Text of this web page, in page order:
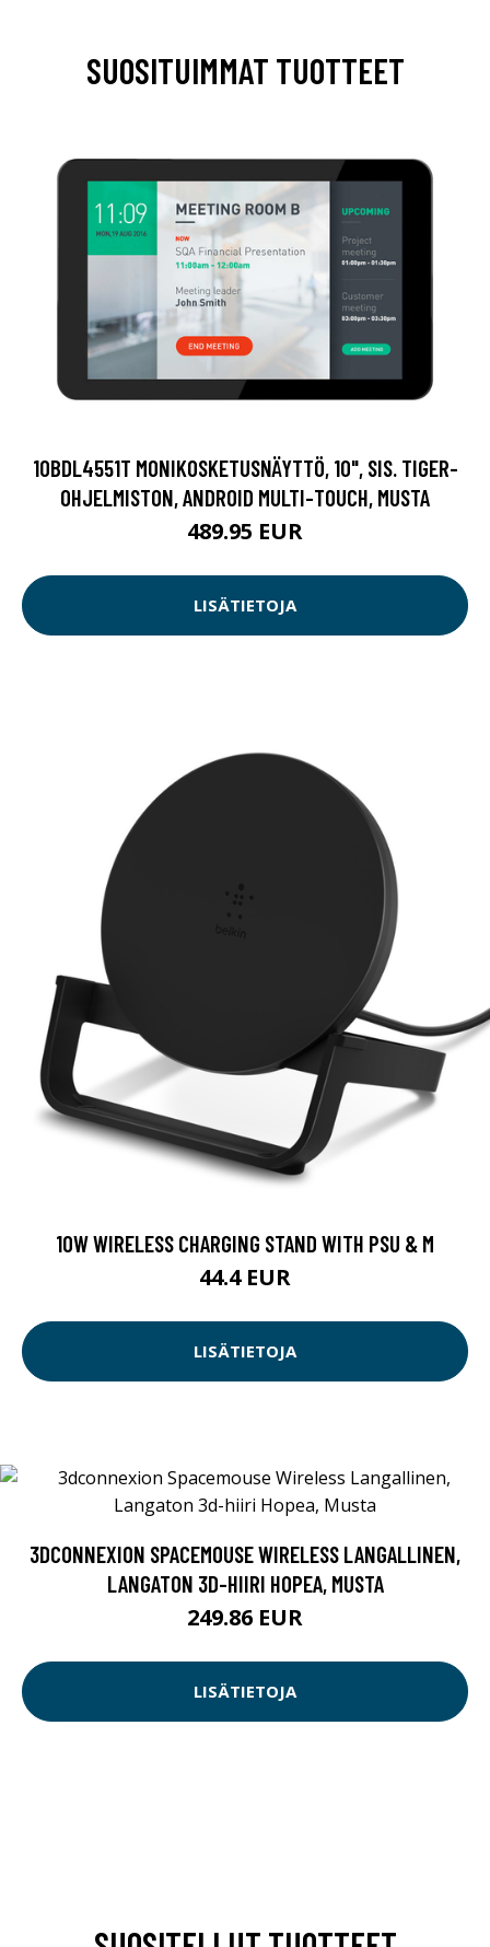
SUOSITUIMMAT TUOTTEET
10BDL4551T MONIKOSKETUSNÄYTTÖ, 10", SIS. TIGER-
OHJELMISTON, ANDROID MULTI-TOUCH, MUSTA
489.95 EUR
LISÄTIETOJA
10W WIRELESS CHARGING STAND WITH PSU & M
44.4 EUR
LISÄTIETOJA
3DCONNEXION SPACEMOUSE WIRELESS LANGALLINEN,
LANGATON 3D-HIIRI HOPEA, MUSTA
249.86 EUR
LISÄTIETOJA